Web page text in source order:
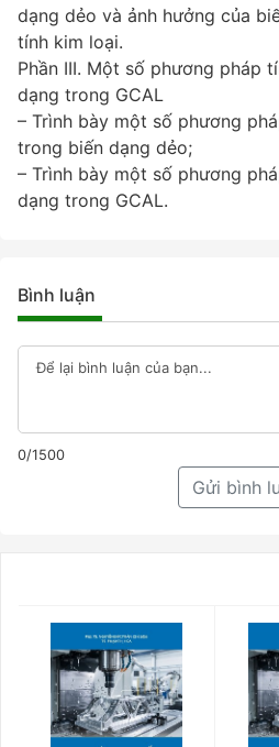
dạng dẻo và ảnh hưởng của
tính kim loại.
Phần III. Một số phương pháp
dạng trong GCAL
– Trình bày một số phương
trong biến dạng dẻo;
– Trình bày một số phương
dạng trong GCAL.
Bình luận
0/1500
Gửi bình